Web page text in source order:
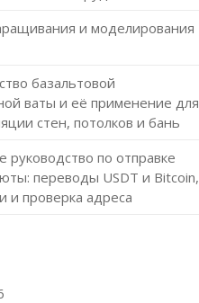
и моделирования
базальтовой
ваты и её применение для
стен, потолков и бань
руководство по отправке
переводы USDT и Bitcoin,
и проверка адреса